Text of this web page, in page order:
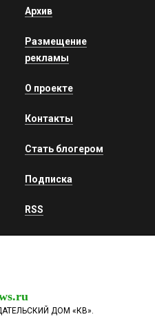
Архив
Размещение
рекламы
О проекте
Контакты
Стать блогером
Подписка
RSS
ДОМ «КВ».